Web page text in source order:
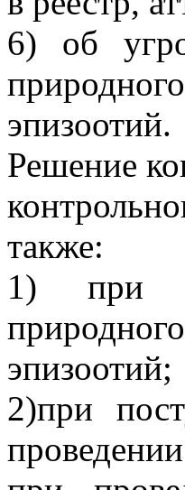
6) об
эпизоотий.
Решение
также:
1) при
эпизоотий;
2)при